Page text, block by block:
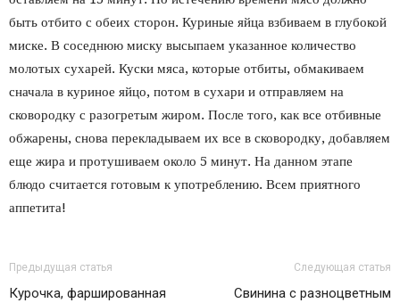
быть отбито с обеих сторон. Куриные яйца взбиваем в глубокой
миске. В соседнюю миску высыпаем указанное количество
молотых сухарей. Куски мяса, которые отбиты, обмакиваем
сначала в куриное яйцо, потом в сухари и отправляем на
сковородку с разогретым жиром. После того, как все отбивные
обжарены, снова перекладываем их все в сковородку, добавляем
еще жира и протушиваем около 5 минут. На данном этапе
блюдо считается готовым к употреблению. Всем приятного
аппетита!
Предыдущая статья
Курочка, фаршированная
Следующая статья
Свинина с разноцветным